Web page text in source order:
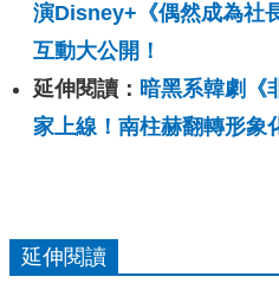
演Disney+《偶然成為社
互動大公開！
延伸閱讀： 暗黑系韓劇《
家上線！南柱赫翻轉形象
延伸閱讀